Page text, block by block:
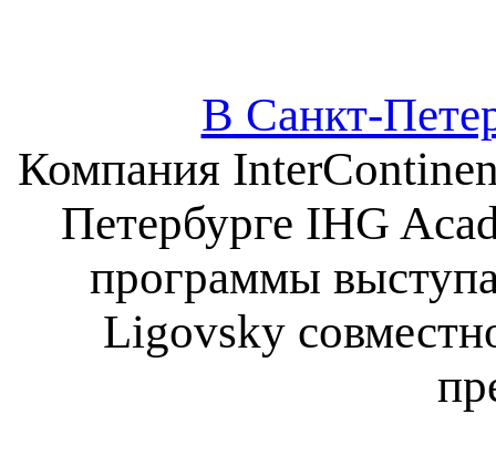
В Санкт-
Компания
Петербурге IHG
программы
Ligovsky